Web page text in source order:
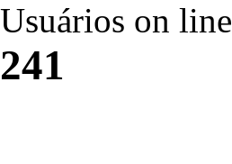
Usuários on line
241